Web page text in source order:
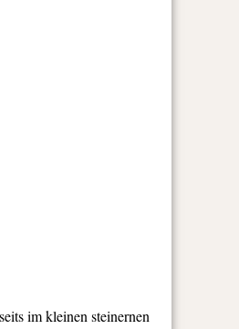
im kleinen steinernen